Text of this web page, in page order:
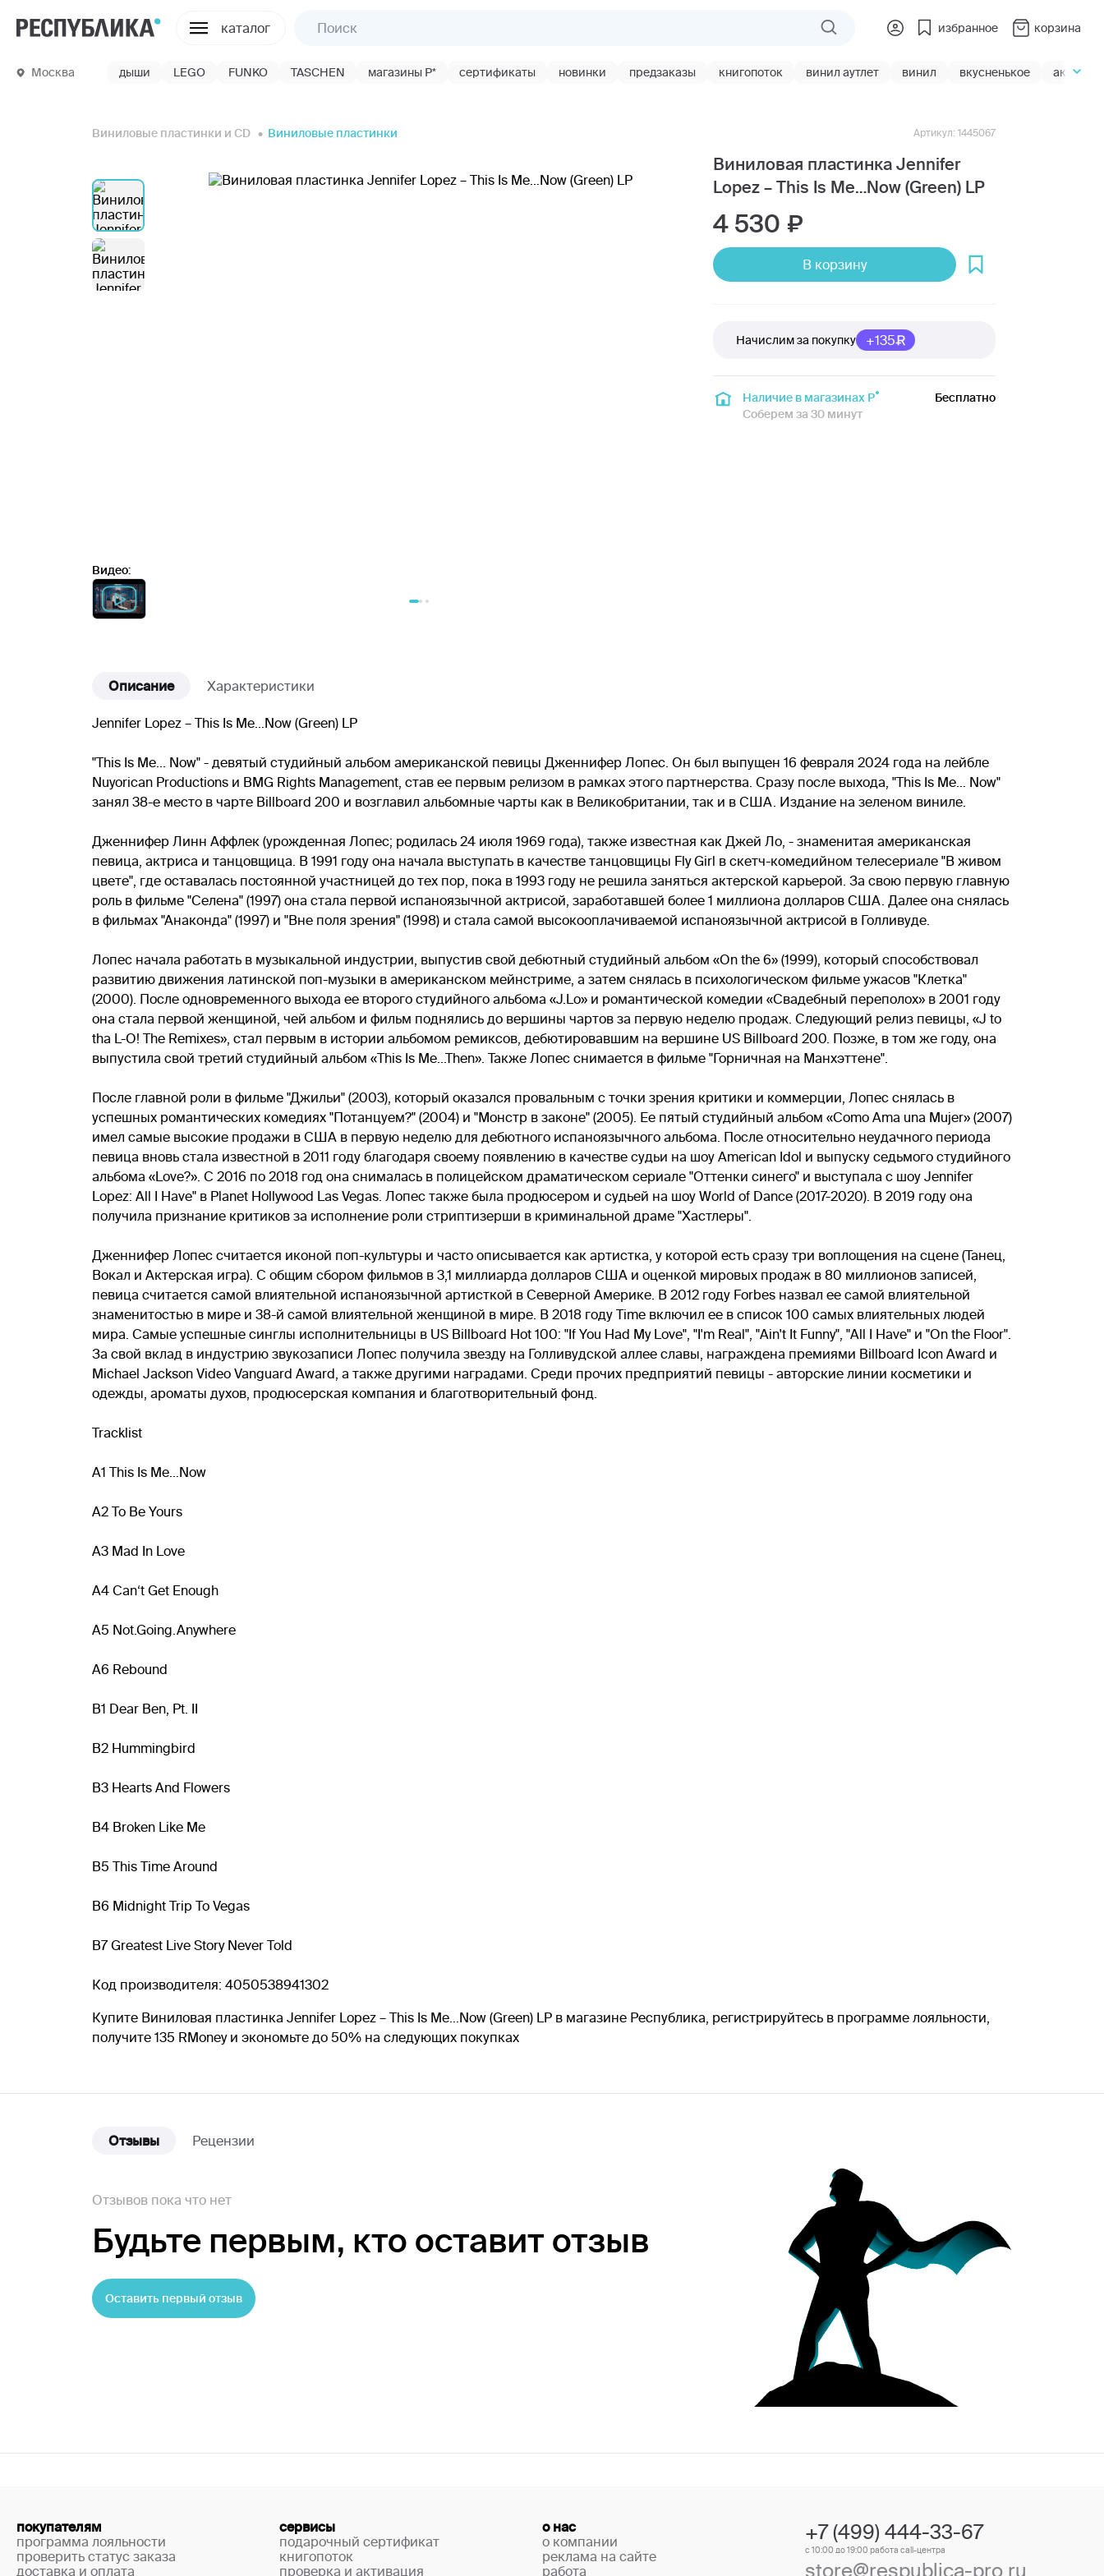
каталог избранное корзина
Москва дыши LEGO FUNKO TASCHEN магазины Р* сертификаты новинки предзаказы книгопоток винил аутлет винил вкусненькое акции
Виниловые пластинки и CD Виниловые пластинки
Видео:
Виниловая пластинка Jennifer
Lopez – This Is Me…Now (Green) LP
Артикул: 1445067
4 530
В корзину
Начислим за покупку +135
Наличие в магазинах Р
Соберем за 30 минут
Бесплатно
Описание Характеристики
Jennifer Lopez – This Is Me…Now (Green) LP
"This Is Me... Now" - девятый студийный альбом американской певицы Дженнифер Лопес. Он был выпущен 16 февраля 2024 года на лейбле
Nuyorican Productions и BMG Rights Management, став ее первым релизом в рамках этого партнерства. Сразу после выхода, "This Is Me… Now"
занял 38-е место в чарте Billboard 200 и возглавил альбомные чарты как в Великобритании, так и в США. Издание на зеленом виниле.
Дженнифер Линн Аффлек (урожденная Лопес; родилась 24 июля 1969 года), также известная как Джей Ло, - знаменитая американская
певица, актриса и танцовщица. В 1991 году она начала выступать в качестве танцовщицы Fly Girl в скетч-комедийном телесериале "В живом
цвете", где оставалась постоянной участницей до тех пор, пока в 1993 году не решила заняться актерской карьерой. За свою первую главную
роль в фильме "Селена" (1997) она стала первой испаноязычной актрисой, заработавшей более 1 миллиона долларов США. Далее она снялась
в фильмах "Анаконда" (1997) и "Вне поля зрения" (1998) и стала самой высокооплачиваемой испаноязычной актрисой в Голливуде.
Лопес начала работать в музыкальной индустрии, выпустив свой дебютный студийный альбом «On the 6» (1999), который способствовал
развитию движения латинской поп-музыки в американском мейнстриме, а затем снялась в психологическом фильме ужасов "Клетка"
(2000). После одновременного выхода ее второго студийного альбома «J.Lo» и романтической комедии «Свадебный переполох» в 2001 году
она стала первой женщиной, чей альбом и фильм поднялись до вершины чартов за первую неделю продаж. Следующий релиз певицы, «J to
tha L-O! The Remixes», стал первым в истории альбомом ремиксов, дебютировавшим на вершине US Billboard 200. Позже, в том же году, она
выпустила свой третий студийный альбом «This Is Me...Then». Также Лопес снимается в фильме "Горничная на Манхэттене".
После главной роли в фильме "Джильи" (2003), который оказался провальным с точки зрения критики и коммерции, Лопес снялась в
успешных романтических комедиях "Потанцуем?" (2004) и "Монстр в законе" (2005). Ее пятый студийный альбом «Como Ama una Mujer» (2007)
имел самые высокие продажи в США в первую неделю для дебютного испаноязычного альбома. После относительно неудачного периода
певица вновь стала известной в 2011 году благодаря своему появлению в качестве судьи на шоу American Idol и выпуску седьмого студийного
альбома «Love?». С 2016 по 2018 год она снималась в полицейском драматическом сериале "Оттенки синего" и выступала с шоу Jennifer
Lopez: All I Have" в Planet Hollywood Las Vegas. Лопес также была продюсером и судьей на шоу World of Dance (2017-2020). В 2019 году она
получила признание критиков за исполнение роли стриптизерши в криминальной драме "Хастлеры".
Дженнифер Лопес считается иконой поп-культуры и часто описывается как артистка, у которой есть сразу три воплощения на сцене (Танец,
Вокал и Актерская игра). С общим сбором фильмов в 3,1 миллиарда долларов США и оценкой мировых продаж в 80 миллионов записей,
певица считается самой влиятельной испаноязычной артисткой в Северной Америке. В 2012 году Forbes назвал ее самой влиятельной
знаменитостью в мире и 38-й самой влиятельной женщиной в мире. В 2018 году Time включил ее в список 100 самых влиятельных людей
мира. Самые успешные синглы исполнительницы в US Billboard Hot 100: "If You Had My Love", "I'm Real", "Ain't It Funny", "All I Have" и "On the Floor".
За свой вклад в индустрию звукозаписи Лопес получила звезду на Голливудской аллее славы, награждена премиями Billboard Icon Award и
Michael Jackson Video Vanguard Award, а также другими наградами. Среди прочих предприятий певицы - авторские линии косметики и
одежды, ароматы духов, продюсерская компания и благотворительный фонд.
Tracklist
A1 This Is Me…Now
A2 To Be Yours
A3 Mad In Love
A4 Can‘t Get Enough
A5 Not.Going.Anywhere
A6 Rebound
B1 Dear Ben, Pt. II
B2 Hummingbird
B3 Hearts And Flowers
B4 Broken Like Me
B5 This Time Around
B6 Midnight Trip To Vegas
B7 Greatest Live Story Never Told
Код производителя: 4050538941302
Купите Виниловая пластинка Jennifer Lopez – This Is Me…Now (Green) LP в магазине Республика, регистрируйтесь в программе лояльности,
получите 135 RMoney и экономьте до 50% на следующих покупках
Отзывы Рецензии
Отзывов пока что нет
Будьте первым, кто оставит отзыв
Оставить первый отзыв
покупателям
программа лояльности
проверить статус заказа
доставка и оплата
сервисы
подарочный сертификат
книгопоток
проверка и активация
о нас
о компании
реклама на сайте
работа
+7 (499) 444-33-67
с 10:00 до 19:00 работа call-центра
store@respublica-pro.ru